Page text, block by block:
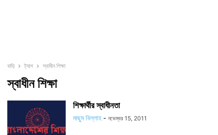
বাড়ি ট্যাগ স্বাধীন শিক্ষা
স্বাধীন শিক্ষা
শিক্ষার্থীর স্বাধীনতা
মাছুম বিল্লাহ - নভেম্বর 15, 2011